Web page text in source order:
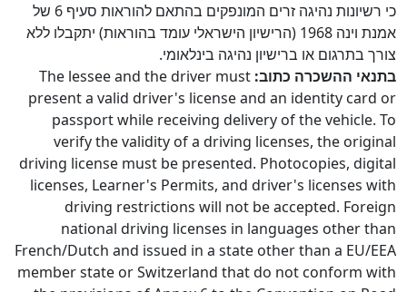
כי רשיונות נהיגה זרים המונפקים בהתאם להוראות סעיף 6 של
אמנת וינה 1968 (הרישיון הישראלי עומד בהוראות) יתקבלו ללא
צורך בתרגום או ברישיון נהיגה בינלאומי.
בתנאי ההשכרה כתוב: The lessee and the driver must
present a valid driver's license and an identity card or
passport while receiving delivery of the vehicle. To
verify the validity of a driving licenses, the original
driving license must be presented. Photocopies, digital
licenses, Learner's Permits, and driver's licenses with
driving restrictions will not be accepted. Foreign
national driving licenses in languages other than
French/Dutch and issued in a state other than a EU/EEA
member state or Switzerland that do not conform with